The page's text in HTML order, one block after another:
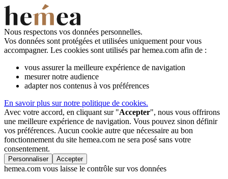
Nous respectons vos données personnelles.
Vos données sont protégées et utilisées uniquement pour vous
accompagner. Les cookies sont utilisés par hemea.com afin de :
vous assurer la meilleure expérience de navigation
mesurer notre audience
adapter nos contenus à vos préférences
En savoir plus sur notre politique de cookies.
Avec votre accord, en cliquant sur "Accepter", nous vous offrirons
une meilleure expérience de navigation. Vous pouvez sinon définir
vos préférences. Aucun cookie autre que nécessaire au bon
fonctionnement du site hemea.com ne sera posé sans votre
consentement.
Personnaliser Accepter
hemea.com vous laisse le contrôle sur vos données